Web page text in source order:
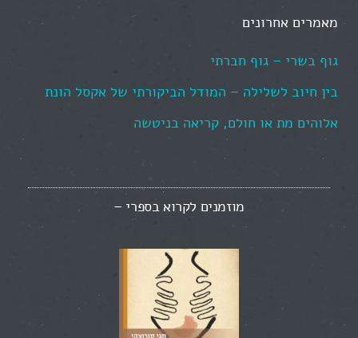
מאמרים אחרונים
גוף בשרי – גוף חברתי
בין חיוב לשלילה – המודל הביקורתי של אקסל הונת
אלוהים מת או חולם, קריאה בניטשה
מוזמנים לקרוא בספרי –